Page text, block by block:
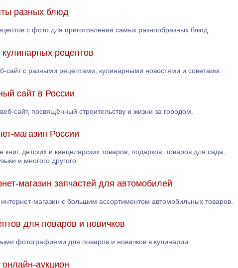
разных блюд
с фото для приготовления самых разнообразных блюд.
рецептов
сайт с разными рецептами, кулинарными новостями и советами.
сайт в России
сайт, посвящённый строительству и жизни за городом.
магазин России
детских и канцелярских товаров, подарков, товаров для сада,
и многого другого.
магазин запчастей для автомобилей
магазин с большим ассортиментом автомобильных товаров.
для поваров и новичков
фотографиями для поваров и новичков в кулинарии.
аукцион